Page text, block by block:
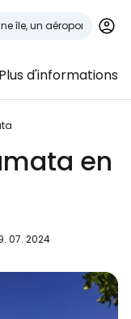
Plus d'informations
en
07. 2024
voyageurs